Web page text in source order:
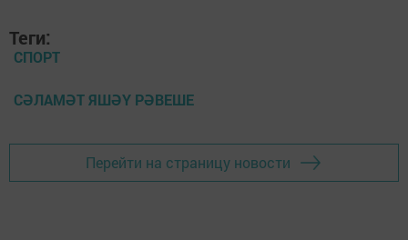
Теги:
СПОРТ
СӘЛАМӘТ ЯШӘҮ РӘВЕШЕ
Перейти на страницу новости